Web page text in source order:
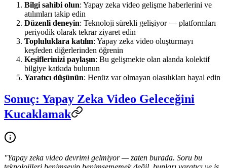
Bilgi sahibi olun: Yapay zeka video gelişme haberlerini ve
atılımları takip edin
Düzenli deneyin: Teknoloji sürekli gelişiyor — platformları
periyodik olarak tekrar ziyaret edin
Topluluklara katılın: Yapay zeka video oluşturmayı
keşfeden diğerlerinden öğrenin
Keşiflerinizi paylaşın: Bu gelişmekte olan alanda kolektif
bilgiye katkıda bulunun
Yaratıcı düşünün: Henüz var olmayan olasılıkları hayal edin
Sonuç: Yapay Zeka Video Geleceğini
Kucaklamak
"Yapay zeka video devrimi gelmiyor — zaten burada. Soru bu